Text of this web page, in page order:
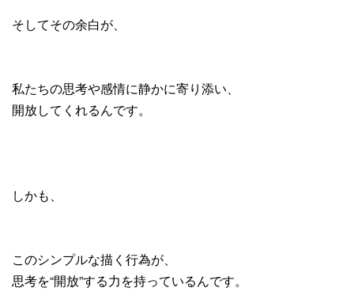
そしてその余白が、
私たちの思考や感情に静かに寄り添い、
開放してくれるんです。
しかも、
このシンプルな描く行為が、
思考を“開放”する力を持っているんです。